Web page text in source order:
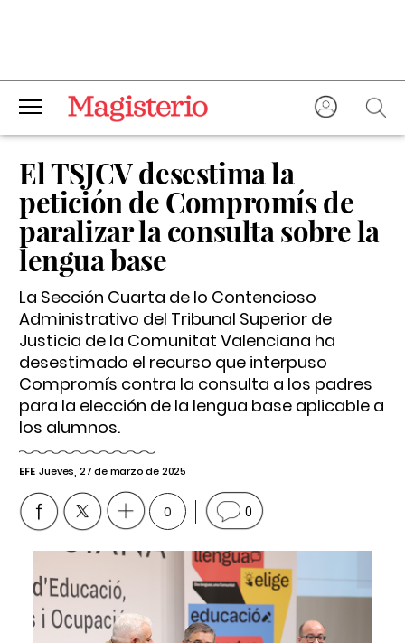
El TSJCV desestima la
petición de Compromís de
paralizar la consulta sobre la
lengua base
La Sección Cuarta de lo Contencioso
Administrativo del Tribunal Superior de
Justicia de la Comunitat Valenciana ha
desestimado el recurso que interpuso
Compromís contra la consulta a los padres
para la elección de la lengua base aplicable a
los alumnos.
EFE Jueves, 27 de marzo de 2025
0 0